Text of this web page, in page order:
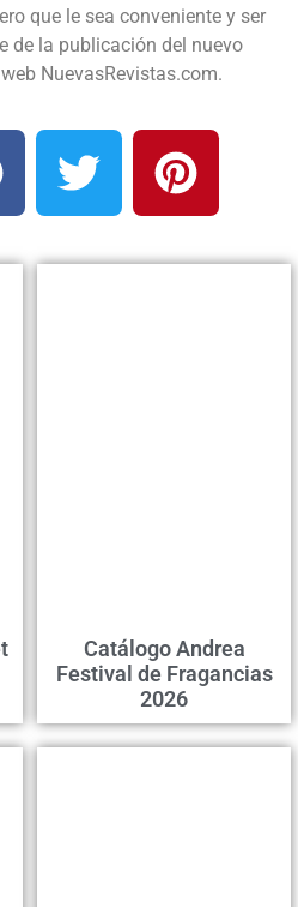
que le sea conveniente y ser
de la publicación del nuevo
NuevasRevistas.com.
Catálogo Andrea
Festival de Fragancias
2026